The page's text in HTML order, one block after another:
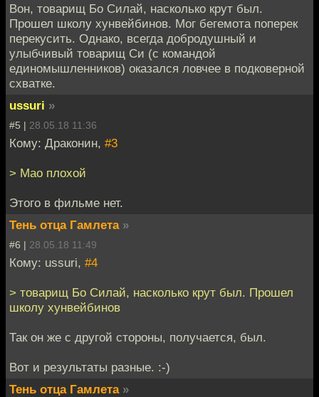
Вон, товарищ Бо Силай, насколько крут был.
Прошел школу хунвейбинов. Мог бегемота поперек
перекусить. Однако, всегда добродушный и
улыбчивый товарищ Си (с командой
единомышленников) оказался ловчее в подковерной
схватке.
ussuri »
#5 | 28.05.18 11:36
Кому: Драконин, #3
> Мао плохой
Этого в фильме нет.
Тень отца Гамлета »
#6 | 28.05.18 11:49
Кому: ussuri, #4
> товарищ Бо Силай, насколько крут был. Прошел
школу хунвейбинов
Так он же с другой стороны, получается, был.
Вот и результаты разные. :-)
Тень отца Гамлета »